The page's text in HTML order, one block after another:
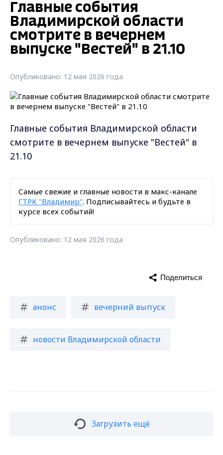
Главные события
Владимирской области
смотрите в вечернем
выпуске "Вестей" в 21.10
Опубликовано: 12 мая 2026 года
Главные события Владимирской области
смотрите в вечернем выпуске "Вестей" в
21.10
Самые свежие и главные новости в макс-канале
ГТРК "Владимир". Подписывайтесь и будьте в
курсе всех событий!
Опубликовано: 12 мая 2026 года
анонс вечерний выпуск
новости Владимирской области
Поделиться
Загрузить ещё